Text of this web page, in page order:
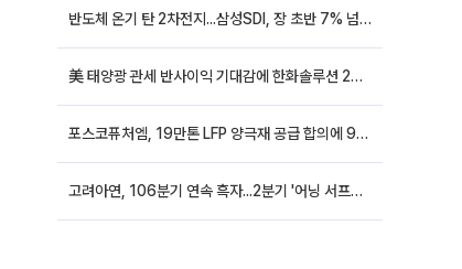
반도체 온기 탄 2차전지...삼성SDI, 장 초반 7% 넘게 껑충
美 태양광 관세 반사이익 기대감에 한화솔루션 20%대·OCI홀딩스 14%대 급등
포스코퓨처엠, 19만톤 LFP 양극재 공급 합의에 9%대 강세
고려아연, 106분기 연속 흑자...2분기 '어닝 서프라이즈'에 장 초반 12%대 강세